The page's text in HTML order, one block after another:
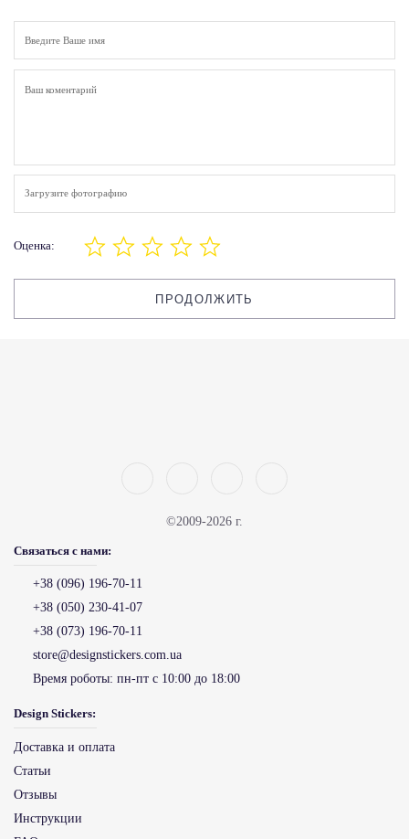
Загрузите фотографию
Оценка:
ПРОДОЛЖИТЬ
©2009-2026 г.
Связаться с нами:
+38 (096) 196-70-11
+38 (050) 230-41-07
+38 (073) 196-70-11
store@designstickers.com.ua
Время роботы: пн-пт с 10:00 до 18:00
Design Stickers:
Доставка и оплата
Статьи
Отзывы
Инструкции